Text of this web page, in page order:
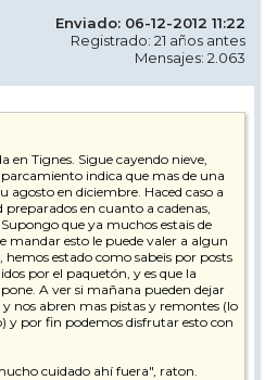
Enviado: 06-12-2012 11:22
Registrado: 21 años antes
Mensajes: 2.063
en Tignes. Sigue cayendo nieve,
indica que mas de una
agosto en diciembre. Haced caso a
en cuanto a cadenas,
que ya muchos estais de
mandar esto le puede valer a algun
estado como sabeis por posts
por el paquetón, y es que la
A ver si mañana pueden dejar
nos abren mas pistas y remontes (lo
y por fin podemos disfrutar esto con
cuidado ahí fuera", raton.